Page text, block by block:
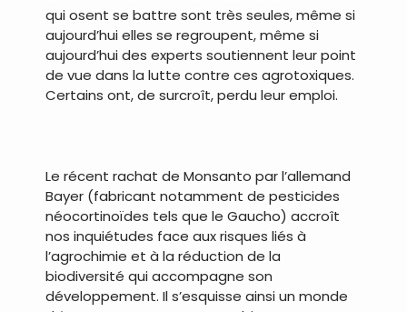
qui osent se battre sont très seules, même si
aujourd’hui elles se regroupent, même si
aujourd’hui des experts soutiennent leur point
de vue dans la lutte contre ces agrotoxiques.
Certains ont, de surcroît, perdu leur emploi.
Le récent rachat de Monsanto par l’allemand
Bayer (fabricant notamment de pesticides
néocortinoïdes tels que le Gaucho) accroît
nos inquiétudes face aux risques liés à
l’agrochimie et à la réduction de la
biodiversité qui accompagne son
développement. Il s’esquisse ainsi un monde